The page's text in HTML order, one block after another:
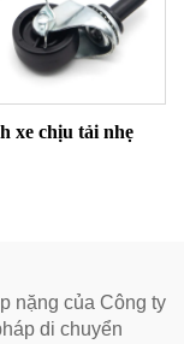
xe chịu tải nhẹ
nặng của Công ty
di chuyển